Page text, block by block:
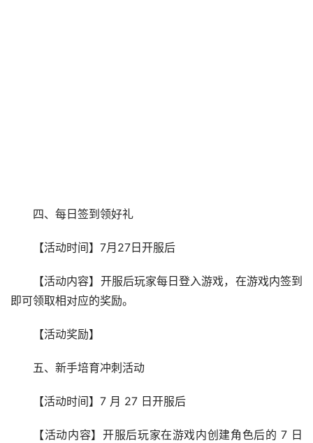
四、每日签到领好礼
【活动时间】7月27日开服后
【活动内容】开服后玩家每日登入游戏，在游戏内签到
即可领取相对应的奖励。
【活动奖励】
五、新手培育冲刺活动
【活动时间】7 月 27 日开服后
【活动内容】开服后玩家在游戏内创建角色后的 7 日